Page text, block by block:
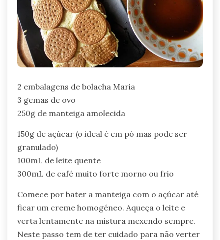
2 embalagens de bolacha Maria
3 gemas de ovo
250g de manteiga amolecida
150g de açúcar (o ideal é em pó mas pode ser
granulado)
100mL de leite quente
300mL de café muito forte morno ou frio
Comece por bater a manteiga com o açúcar até
ficar um creme homogéneo. Aqueça o leite e
verta lentamente na mistura mexendo sempre.
Neste passo tem de ter cuidado para não verter